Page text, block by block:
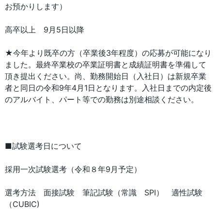
お預かりします）
高卒以上 9月5日以降
★今年より既卒の方（卒業後3年程度）の応募が可能になり
ました。最終卒業校の卒業証明書と成績証明書を準備して
頂き提出ください。尚、勤務開始日（入社日）は新規卒業
者と同日の令和9年4月1日となります。入社日までの内定後
のアルバイト、パート等での勤務は別途相談ください。
■試験選考日について
採用一次試験選考（令和８年9月予定）
選考方法 面接試験 筆記試験（常識 SPI） 適性試験
（CUBIC)